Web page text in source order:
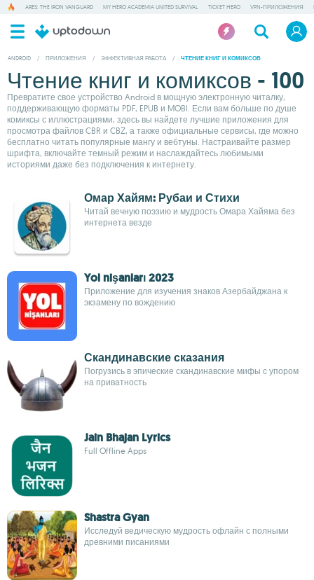
ARES: THE IRON VANGUARD MY HERO ACADEMIA UNITED SURVIVAL TICKET HERO VPN-ПРИЛОЖЕНИЯ
ANDROID / ПРИЛОЖЕНИЯ / ЭФФЕКТИВНАЯ РАБОТА / ЧТЕНИЕ КНИГ И КОМИКСОВ
Чтение книг и комиксов - 100
Превратите свое устройство Android в мощную электронную читалку,
поддерживающую форматы PDF, EPUB и MOBI. Если вам больше по душе
комиксы с иллюстрациями, здесь вы найдете лучшие приложения для
просмотра файлов CBR и CBZ, а также официальные сервисы, где можно
бесплатно читать популярные мангу и вебтуны. Настраивайте размер
шрифта, включайте темный режим и наслаждайтесь любимыми
историями даже без подключения к интернету.
Омар Хайям: Рубаи и Стихи
Читай вечную поэзию и мудрость Омара Хайяма без
интернета везде
Yol nişanları 2023
Приложение для изучения знаков Азербайджана к
экзамену по вождению
Скандинавские сказания
Погрузись в эпические скандинавские мифы с упором
на приватность
Jain Bhajan Lyrics
Full Offline Apps
Shastra Gyan
Исследуй ведическую мудрость офлайн с полными
древними писаниями